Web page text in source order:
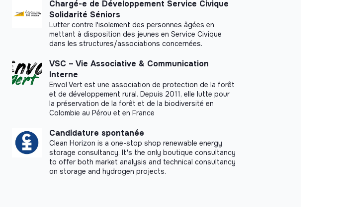
Chargé-e de Développement Service Civique
Solidarité Séniors
Lutter contre l'isolement des personnes âgées en
mettant à disposition des jeunes en Service Civique
dans les structures/associations concernées.
VSC – Vie Associative & Communication
Interne
Envol Vert est une association de protection de la forêt
et de développement rural. Depuis 2011, elle lutte pour
la préservation de la forêt et de la biodiversité en
Colombie au Pérou et en France
Candidature spontanée
Clean Horizon is a one-stop shop renewable energy
storage consultancy. It's the only boutique consultancy
to offer both market analysis and technical consultancy
on storage and hydrogen projects.